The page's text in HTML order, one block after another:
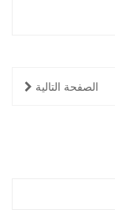
الصفحة التالية